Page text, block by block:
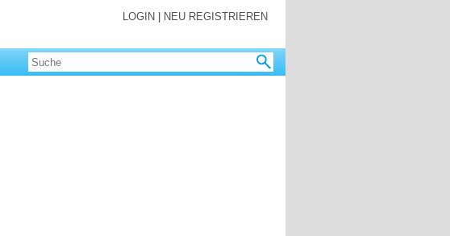
LOGIN NEU REGISTRIEREN